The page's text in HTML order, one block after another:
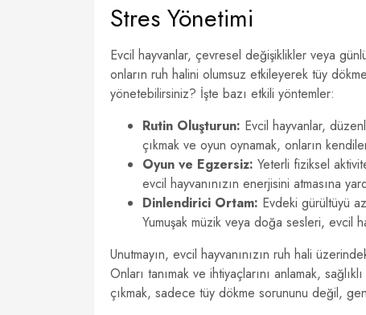
Stres Yönetimi
Evcil hayvanlar, çevresel değişiklikler veya
onların ruh halini olumsuz etkileyerek tüy
yönetebilirsiniz? İşte bazı etkili yöntemler:
Rutin Oluşturun: Evcil hayvanlar,
çıkmak ve oyun oynamak, onların
Oyun ve Egzersiz: Yeterli fiziksel
evcil hayvanınızın enerjisini atmasına
Dinlendirici Ortam: Evdeki gürültüyü
Yumuşak müzik veya doğa sesleri, evcil
Unutmayın, evcil hayvanınızın ruh hali
Onları tanımak ve ihtiyaçlarını anlamak,
çıkmak, sadece tüy dökme sorununu değil,